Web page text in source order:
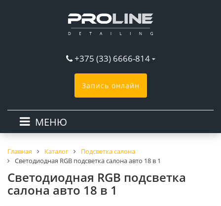
+375 (33) 6666-814
Запись онлайн
МЕНЮ
Главная Каталог
Подсветка салона
Светодиодная RGB подсветка салона авто 18 в 1
Светодиодная RGB подсветка
салона авто 18 в 1